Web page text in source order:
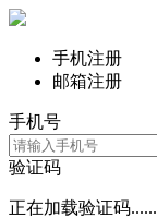
手机注册
邮箱注册
手机号
验证码
正在加载验证码......